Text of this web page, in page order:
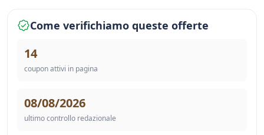
Come verifichiamo queste offerte
14
coupon attivi in pagina
08/08/2026
ultimo controllo redazionale